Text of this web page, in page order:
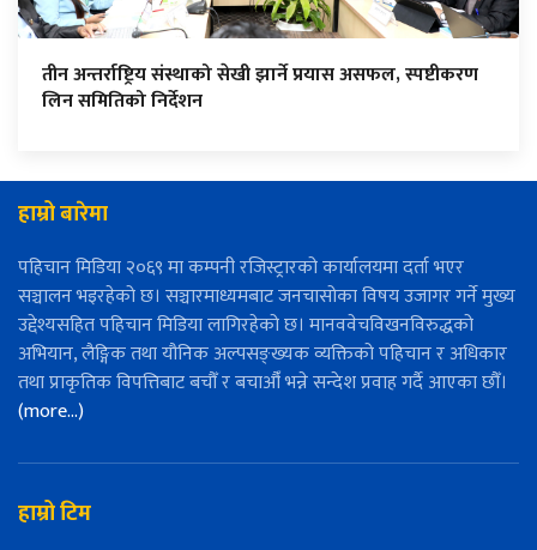
तीन अन्तर्राष्ट्रिय संस्थाको सेखी झार्ने प्रयास असफल, स्पष्टीकरण
लिन समितिको निर्देशन
हाम्रो बारेमा
पहिचान मिडिया २०६९ मा कम्पनी रजिस्ट्रारको कार्यालयमा दर्ता भएर
सञ्चालन भइरहेको छ। सञ्चारमाध्यमबाट जनचासोका विषय उजागर गर्ने मुख्य
उद्देश्यसहित पहिचान मिडिया लागिरहेको छ। मानववेचविखनविरुद्धको
अभियान, लैङ्गिक तथा यौनिक अल्पसङ्ख्यक व्यक्तिको पहिचान र अधिकार
तथा प्राकृतिक विपत्तिबाट बचौँ र बचाऔँ भन्ने सन्देश प्रवाह गर्दै आएका छौँ।
(more…)
हाम्रो टिम